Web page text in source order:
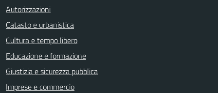
Autorizzazioni
Catasto e urbanistica
Cultura e tempo libero
Educazione e formazione
Giustizia e sicurezza pubblica
Imprese e commercio